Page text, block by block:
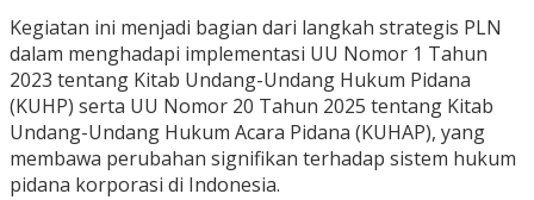
Kegiatan ini menjadi bagian dari langkah strategis PLN
dalam menghadapi implementasi UU Nomor 1 Tahun
2023 tentang Kitab Undang-Undang Hukum Pidana
(KUHP) serta UU Nomor 20 Tahun 2025 tentang Kitab
Undang-Undang Hukum Acara Pidana (KUHAP), yang
membawa perubahan signifikan terhadap sistem hukum
pidana korporasi di Indonesia.